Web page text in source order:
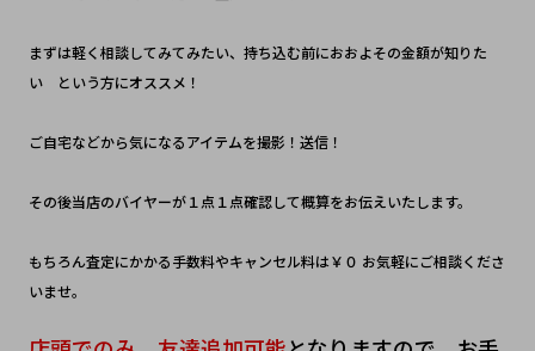
まずは軽く相談してみてみたい、持ち込む前におおよその金額が知りた
い　という方にオススメ！
ご自宅などから気になるアイテムを撮影！送信！
その後当店のバイヤーが１点１点確認して概算をお伝えいたします。
もちろん査定にかかる手数料やキャンセル料は￥０ お気軽にご相談くださ
いませ。